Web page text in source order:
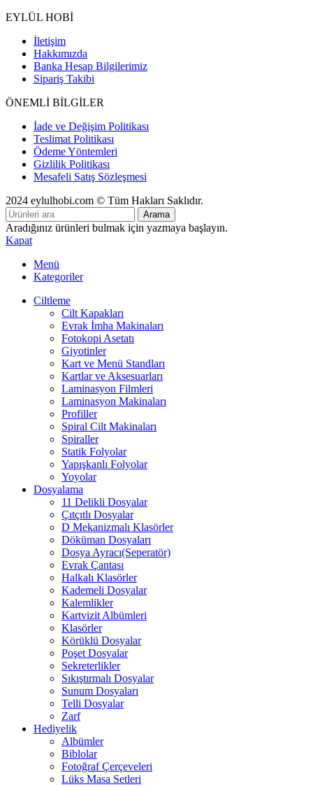
EYLÜL HOBİ
İletişim
Hakkımızda
Banka Hesap Bilgilerimiz
Sipariş Takibi
ÖNEMLİ BİLGİLER
İade ve Değişim Politikası
Teslimat Politikası
Ödeme Yöntemleri
Gizlilik Politikası
Mesafeli Satış Sözleşmesi
2024 eylulhobi.com © Tüm Hakları Saklıdır.
Arama
Aradığınız ürünleri bulmak için yazmaya başlayın.
Kapat
Menü
Kategoriler
Ciltleme
Cilt Kapakları
Evrak İmha Makinaları
Fotokopi Asetatı
Giyotinler
Kart ve Menü Standları
Kartlar ve Aksesuarları
Laminasyon Filmleri
Laminasyon Makinaları
Profiller
Spiral Cilt Makinaları
Spiraller
Statik Folyolar
Yapışkanlı Folyolar
Yoyolar
Dosyalama
11 Delikli Dosyalar
Çıtçıtlı Dosyalar
D Mekanizmalı Klasörler
Döküman Dosyaları
Dosya Ayracı(Seperatör)
Evrak Çantası
Halkalı Klasörler
Kademeli Dosyalar
Kalemlikler
Kartvizit Albümleri
Klasörler
Körüklü Dosyalar
Poşet Dosyalar
Sekreterlikler
Sıkıştırmalı Dosyalar
Sunum Dosyaları
Telli Dosyalar
Zarf
Hediyelik
Albümler
Biblolar
Fotoğraf Çerçeveleri
Lüks Masa Setleri